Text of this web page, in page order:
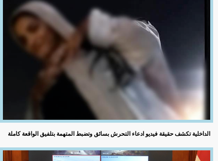
الداخلية تكشف حقيقة فيديو ادعاء التحرش بسائق وتضبط المتهمة بتلفيق الواقعة كاملة